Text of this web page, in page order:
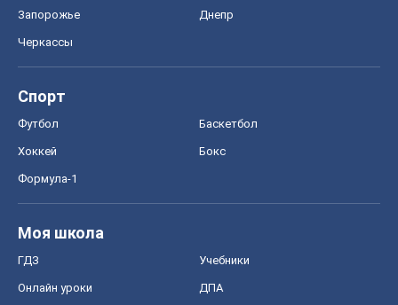
Запорожье Днепр
Черкассы
Спорт
Футбол Баскетбол
Хоккей Бокс
Формула-1
Моя школа
ГДЗ Учебники
Онлайн уроки ДПА